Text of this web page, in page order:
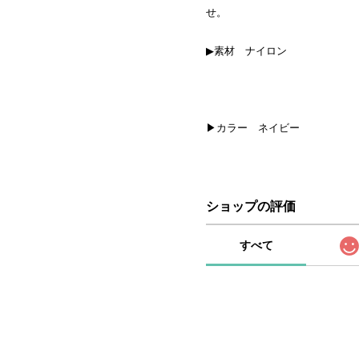
せ。
▶素材 ナイロン
▶カラー ネイビー
ショップの評価
すべて